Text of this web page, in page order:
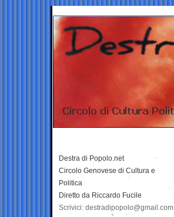
Destra di Popolo.net
Circolo Genovese di Cultura e
Politica
Diretto da Riccardo Fucile
Scrivici: destradipopolo@gmail.com